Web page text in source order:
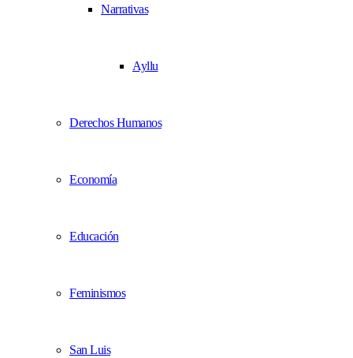
Narrativas
Ayllu
Derechos Humanos
Economía
Educación
Feminismos
San Luis